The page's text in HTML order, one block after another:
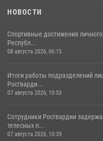
НОВОСТИ
Спортивные достижения
Республ...
08 августа 2026, 06:15
Итоги работы подразделений
Росгварди...
07 августа 2026, 10:53
Сотрудники Росгвардии
телесных п...
07 августа 2026, 10:39